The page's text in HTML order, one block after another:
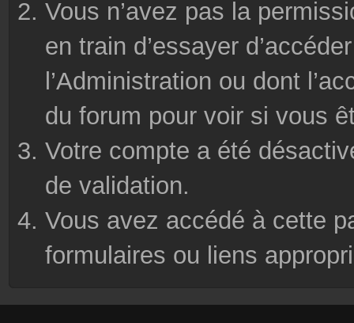
Vous n’avez pas la
en train d’essayer
l’Administration ou dont
du forum pour voir si vous
Votre compte a été
de validation.
Vous avez accédé à cette
formulaires ou liens